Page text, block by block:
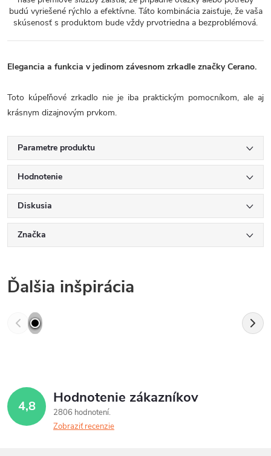
budú vyriešené rýchlo a efektívne. Táto kombinácia zaisťuje, že vaša
skúsenosť s produktom bude vždy prvotriedna a bezproblémová.
Elegancia a funkcia v jedinom závesnom zrkadle značky Cerano.
Toto kúpeľňové zrkadlo nie je iba praktickým pomocníkom, ale aj
krásnym dizajnovým prvkom.
Parametre produktu
Hodnotenie
Diskusia
Značka
Ďalšia inšpirácia
4,8 Hodnotenie zákazníkov
2806 hodnotení
Zobraziť recenzie